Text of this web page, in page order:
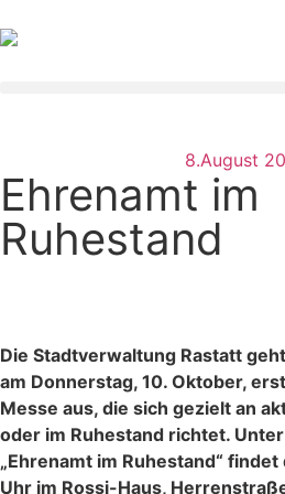
8.August
Ehrenamt im
Ruhestand
Die Stadtverwaltung Rastatt
am Donnerstag, 10. Oktober,
Messe aus, die sich gezielt an
oder im Ruhestand richtet.
„Ehrenamt im Ruhestand“
Uhr im Rossi-Haus,